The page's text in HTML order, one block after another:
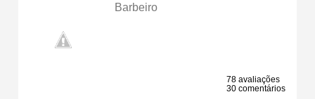
Barbeiro
78 avaliações
30 comentários